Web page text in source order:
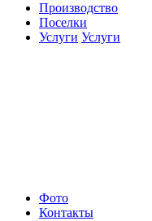
Производство
Поселки
Услуги Услуги
Фото
Контакты